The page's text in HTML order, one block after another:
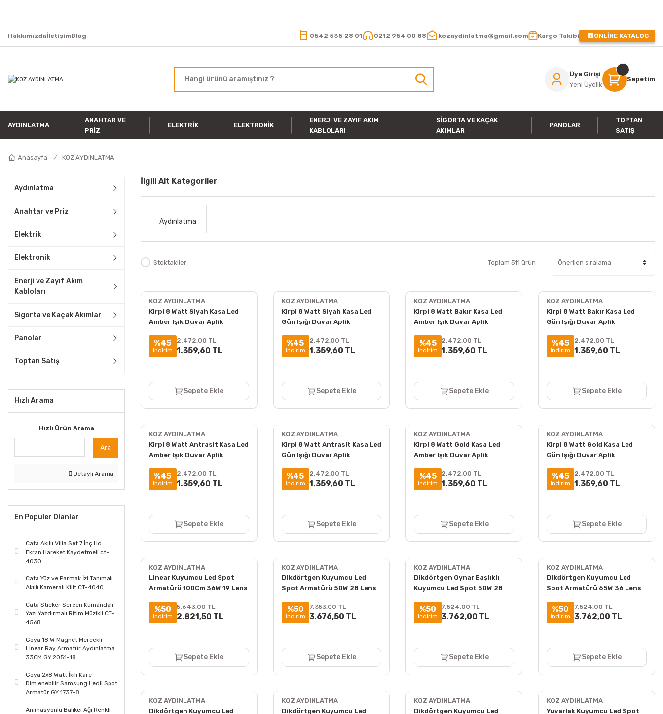
HakkımızdaİletişimBlog 0542 535 28 01 0212 954 00 88 kozaydinlatma@gmail.com Kargo Takibi ONLİNE KATALOG
Üye Girişi
Yeni Üyelik
Sepetim
AYDINLATMA
ANAHTAR VE
PRIZ
ELEKTRIK ELEKTRONIK
ENERJI VE ZAYIF AKIM
KABLOLARI
SIGORTA VE KAÇAK
AKIMLAR
PANOLAR
TOPTAN
SATIŞ
Anasayfa KOZ AYDINLATMA
Aydınlatma
Anahtar ve Priz
Elektrik
Elektronik
Enerji ve Zayıf Akım
Kabloları
Sigorta ve Kaçak Akımlar
Panolar
Toptan Satış
Hızlı Arama
Hızlı Ürün Arama
Ara
Detaylı Arama
En Populer Olanlar
Cata Akıllı Villa Set 7 İnç Hd
Ekran Hareket Kaydetmeli ct-
4030
Cata Yüz ve Parmak İzi Tanımalı
Akıllı Kameralı Kilit CT-4040
Cata Sticker Screen Kumandalı
Yazı Yazdırmalı Ritim Müzikli CT-
4568
Goya 18 W Magnet Mercekli
Linear Ray Armatür Aydınlatma
33CM GY 2051-18
Goya 2x8 Watt İkili Kare
Dimlenebilir Samsung Ledli Spot
Armatür GY 1737-8
Animasyonlu Balıkçı Ağı Renkli
İlgili Alt Kategoriler
Aydınlatma
Stoktakiler Toplam 511 ürün
KOZ AYDINLATMA
Kirpi 8 Watt Siyah Kasa Led
Amber Işık Duvar Aplik
%45
indirim
2.472,00 TL
1.359,60 TL
Sepete Ekle
KOZ AYDINLATMA
Kirpi 8 Watt Siyah Kasa Led
Gün Işığı Duvar Aplik
%45
indirim
2.472,00 TL
1.359,60 TL
Sepete Ekle
KOZ AYDINLATMA
Kirpi 8 Watt Bakır Kasa Led
Amber Işık Duvar Aplik
%45
indirim
2.472,00 TL
1.359,60 TL
Sepete Ekle
KOZ AYDINLATMA
Kirpi 8 Watt Bakır Kasa Led
Gün Işığı Duvar Aplik
%45
indirim
2.472,00 TL
1.359,60 TL
Sepete Ekle
KOZ AYDINLATMA
Kirpi 8 Watt Antrasit Kasa Led
Amber Işık Duvar Aplik
%45
indirim
2.472,00 TL
1.359,60 TL
Sepete Ekle
KOZ AYDINLATMA
Kirpi 8 Watt Antrasit Kasa Led
Gün Işığı Duvar Aplik
%45
indirim
2.472,00 TL
1.359,60 TL
Sepete Ekle
KOZ AYDINLATMA
Kirpi 8 Watt Gold Kasa Led
Amber Işık Duvar Aplik
%45
indirim
2.472,00 TL
1.359,60 TL
Sepete Ekle
KOZ AYDINLATMA
Kirpi 8 Watt Gold Kasa Led
Gün Işığı Duvar Aplik
%45
indirim
2.472,00 TL
1.359,60 TL
Sepete Ekle
KOZ AYDINLATMA
Linear Kuyumcu Led Spot
Armatürü 100Cm 36W 19 Lens
%50
indirim
5.643,00 TL
2.821,50 TL
Sepete Ekle
KOZ AYDINLATMA
Dikdörtgen Kuyumcu Led
Spot Armatürü 50W 28 Lens
%50
indirim
7.353,00 TL
3.676,50 TL
Sepete Ekle
KOZ AYDINLATMA
Dikdörtgen Oynar Başlıklı
Kuyumcu Led Spot 50W 28
%50
indirim
7.524,00 TL
3.762,00 TL
Sepete Ekle
KOZ AYDINLATMA
Dikdörtgen Kuyumcu Led
Spot Armatürü 65W 36 Lens
%50
indirim
7.524,00 TL
3.762,00 TL
Sepete Ekle
KOZ AYDINLATMA
Dikdörtgen Kuyumcu Led
KOZ AYDINLATMA
Dikdörtgen Kuyumcu Led
KOZ AYDINLATMA
Dikdörtgen Kuyumcu Led
KOZ AYDINLATMA
Yuvarlak Kuyumcu Led Spot